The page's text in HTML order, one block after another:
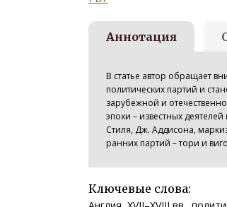
Аннотация
В статье автор обращает
политических партий и
зарубежной и
эпохи – известных
Стиля, Дж. Аддисона,
ранних партий – тори и
Ключевые слова: